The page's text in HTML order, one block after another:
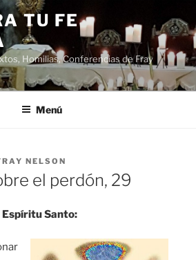
TU FE
Homilias, Conferencias de Fray
Menú
NELSON
el perdón, 29
Espíritu Santo: